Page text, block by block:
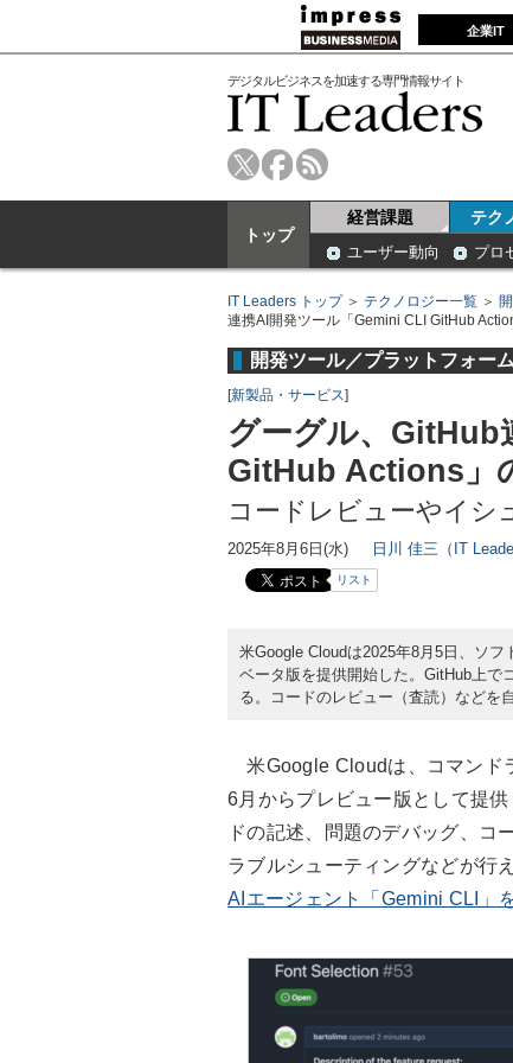
企業IT
デジタルビジネスを加速する専門情報サイト
トップ
経営課題 テク
ユーザー動向 プロ
IT Leaders トップ＞ テクノロジー一覧 ＞
連携AI開発ツール「Gemini CLI GitHub
開発ツール／プラットフォーム
[新製品・サービス]
グーグル、GitHub
GitHub Actions」
コードレビューやイシ
2025年8月6日(水) 日川 佳三（IT
リスト
米Google Cloudは2025年8月5日、ソ
ベータ版を提供開始した。GitHub上で
る。コードのレビュー（査読）などを
米Google Cloudは、コマンド
6月からプレビュー版として提
ドの記述、問題のデバッグ、コ
ラブルシューティングなどが行
AIエージェント「Gemini CLI」